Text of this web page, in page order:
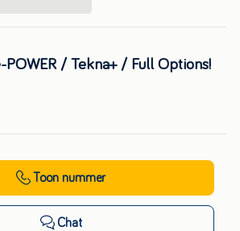
POWER / Tekna+ / Full Options!
Toon nummer
Chat